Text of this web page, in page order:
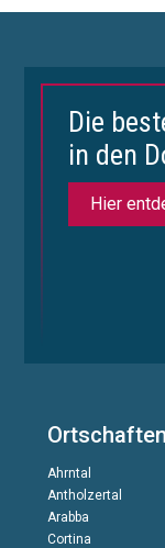
Die
in den
Hier
Ortschaften
Ahrntal
Antholzertal
Arabba
Cortina